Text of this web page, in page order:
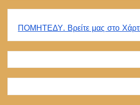
ΠΟΜΗΤΕΔΥ. Βρείτε μας στο